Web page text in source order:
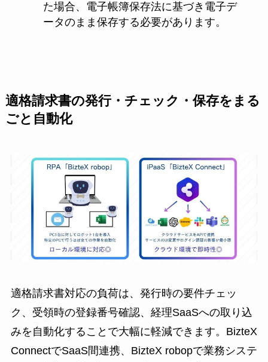
た場合、電子帳簿保存法に基づき電子デ
ータのまま保存する必要があります。
適格請求書の発行・チェック・保存をまる
ごと自動化
適格請求書対応の負荷は、発行時の要件チェッ
ク、受領時の登録番号確認、経理SaaSへの取り込
みを自動化することで大幅に軽減できます。BizteX
ConnectでSaaS間連携、BizteX robopで業務システ